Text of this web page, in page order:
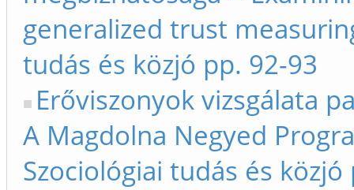
generalized trust
tudás és közjó pp. 92-93
Erőviszonyok vizsgálata
A Magdolna Negyed
Szociológiai tudás és közjó